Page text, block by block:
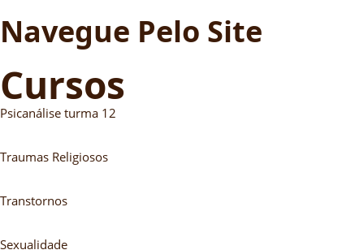
Navegue Pelo Site
Cursos
Psicanálise turma 12
Traumas Religiosos
Transtornos
Sexualidade